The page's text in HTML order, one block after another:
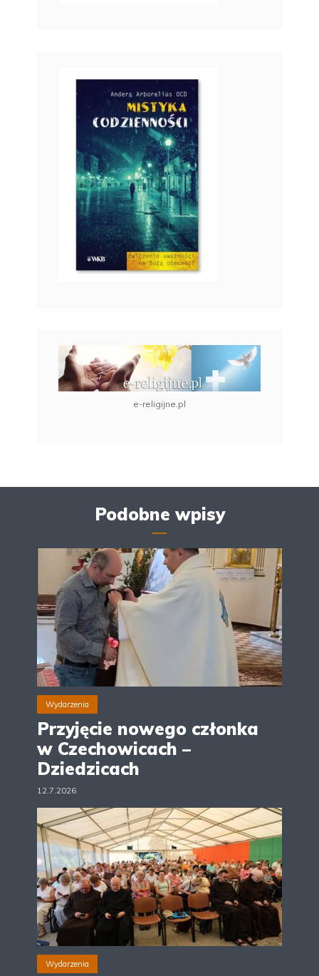
e-religijne.pl
Podobne wpisy
Wydarzenia
Przyjęcie nowego członka
w Czechowicach –
Dziedzicach
12.7.2026
Wydarzenia